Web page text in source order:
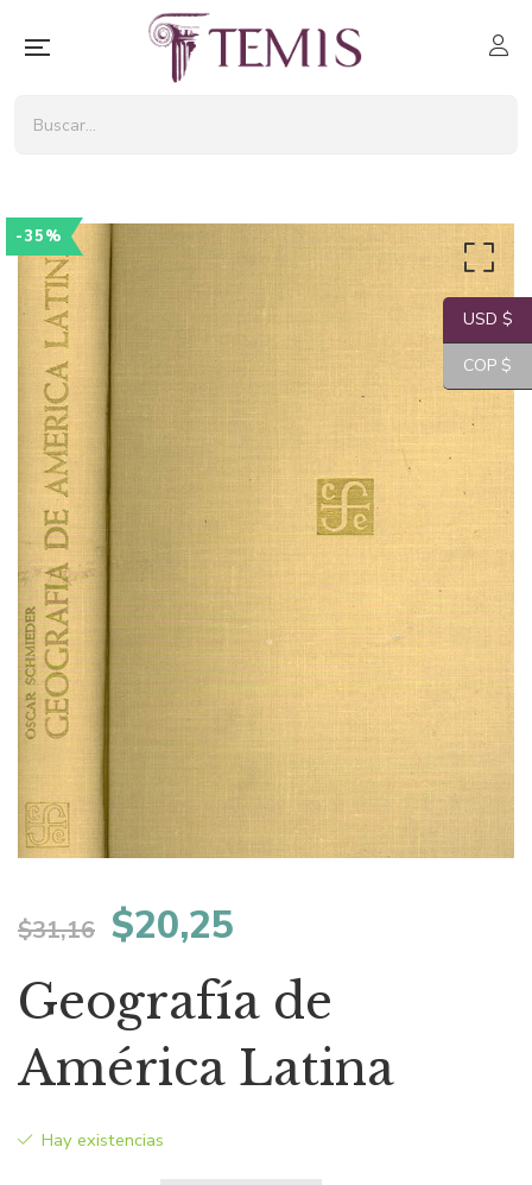
-35%
$31,16 El
precio
original
era:
$31,16.
$20,25
precio
actual
es:
Geografía de
América Latina
Hay existencias
USD $
COP $